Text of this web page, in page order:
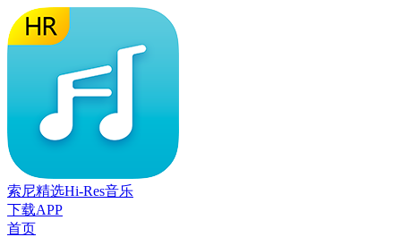
索尼精选Hi-Res音乐
下载APP
首页